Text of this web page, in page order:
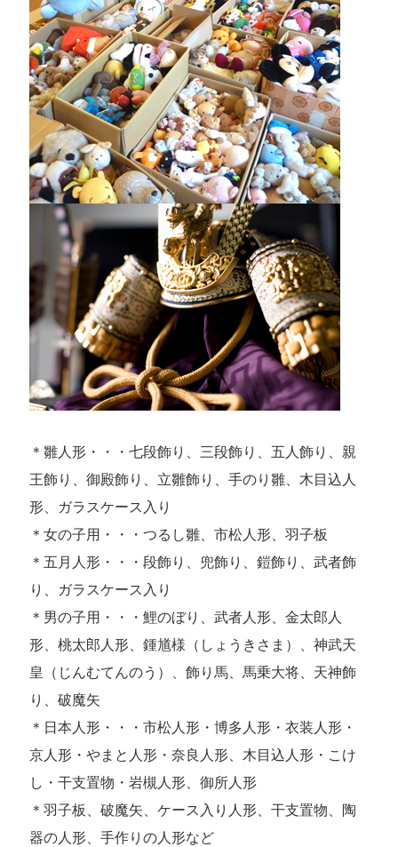
＊雛人形・・・七段飾り、三段飾り、五人飾り、親
王飾り、御殿飾り、立雛飾り、手のり雛、木目込人
形、ガラスケース入り
＊女の子用・・・つるし雛、市松人形、羽子板
＊五月人形・・・段飾り、兜飾り、鎧飾り、武者飾
り、ガラスケース入り
＊男の子用・・・鯉のぼり、武者人形、金太郎人
形、桃太郎人形、鍾馗様（しょうきさま）、神武天
皇（じんむてんのう）、飾り馬、馬乗大将、天神飾
り、破魔矢
＊日本人形・・・市松人形・博多人形・衣装人形・
京人形・やまと人形・奈良人形、木目込人形・こけ
し・干支置物・岩槻人形、御所人形
＊羽子板、破魔矢、ケース入り人形、干支置物、陶
器の人形、手作りの人形など